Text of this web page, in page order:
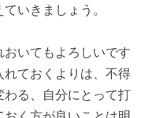
いきましょう。
おいてもよろしいです
ておくよりは、不得
る、自分にとって打